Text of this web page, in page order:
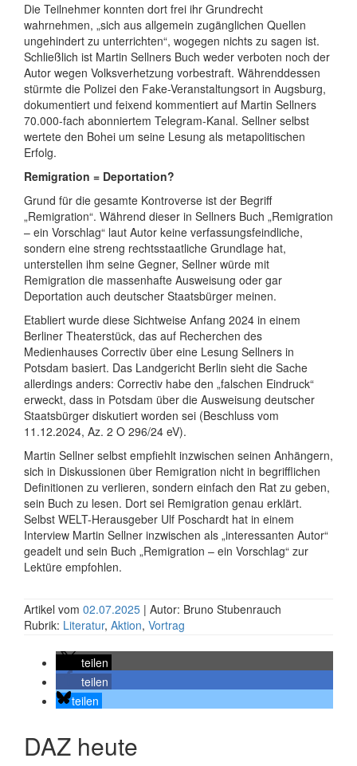
Die Teilnehmer konnten dort frei ihr Grundrecht
wahrnehmen, „sich aus allgemein zugänglichen Quellen
ungehindert zu unterrichten“, wogegen nichts zu sagen ist.
Schließlich ist Martin Sellners Buch weder verboten noch der
Autor wegen Volksverhetzung vorbestraft. Währenddessen
stürmte die Polizei den Fake-Veranstaltungsort in Augsburg,
dokumentiert und feixend kommentiert auf Martin Sellners
70.000-fach abonniertem Telegram-Kanal. Sellner selbst
wertete den Bohei um seine Lesung als metapolitischen
Erfolg.
Remigration = Deportation?
Grund für die gesamte Kontroverse ist der Begriff
„Remigration“. Während dieser in Sellners Buch „Remigration
– ein Vorschlag“ laut Autor keine verfassungsfeindliche,
sondern eine streng rechtsstaatliche Grundlage hat,
unterstellen ihm seine Gegner, Sellner würde mit
Remigration die massenhafte Ausweisung oder gar
Deportation auch deutscher Staatsbürger meinen.
Etabliert wurde diese Sichtweise Anfang 2024 in einem
Berliner Theaterstück, das auf Recherchen des
Medienhauses Correctiv über eine Lesung Sellners in
Potsdam basiert. Das Landgericht Berlin sieht die Sache
allerdings anders: Correctiv habe den „falschen Eindruck“
erweckt, dass in Potsdam über die Ausweisung deutscher
Staatsbürger diskutiert worden sei (Beschluss vom
11.12.2024, Az. 2 O 296/24 eV).
Martin Sellner selbst empfiehlt inzwischen seinen Anhängern,
sich in Diskussionen über Remigration nicht in begrifflichen
Definitionen zu verlieren, sondern einfach den Rat zu geben,
sein Buch zu lesen. Dort sei Remigration genau erklärt.
Selbst WELT-Herausgeber Ulf Poschardt hat in einem
Interview Martin Sellner inzwischen als „interessanten Autor“
geadelt und sein Buch „Remigration – ein Vorschlag“ zur
Lektüre empfohlen.
Artikel vom 02.07.2025 | Autor: Bruno Stubenrauch
Rubrik: Literatur, Aktion, Vortrag
teilen
teilen
teilen
DAZ heute